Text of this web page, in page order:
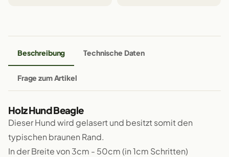
Beschreibung Technische Daten
Frage zum Artikel
Holz Hund Beagle
Dieser Hund wird gelasert und besitzt somit den
typischen braunen Rand.
In der Breite von 3cm - 50cm (in 1cm Schritten)